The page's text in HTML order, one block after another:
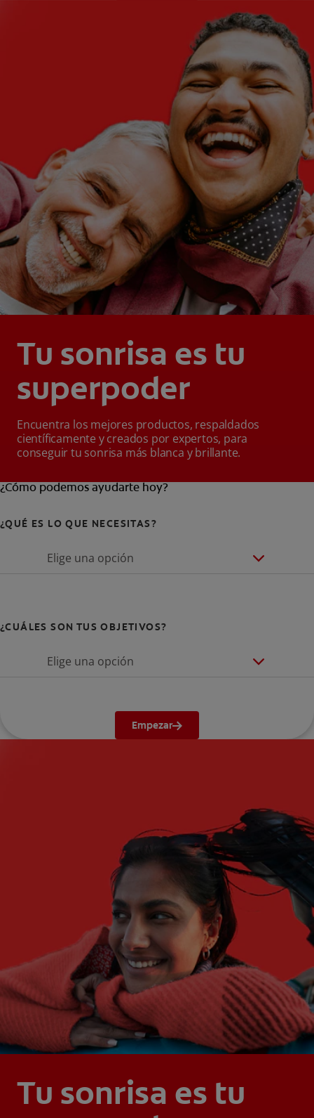
Tu sonrisa es tu
superpoder
Encuentra los mejores productos, respaldados
científicamente y creados por expertos, para
conseguir tu sonrisa más blanca y brillante.
¿Cómo podemos ayudarte hoy?
¿QUÉ ES LO QUE NECESITAS?
Elige una opción
¿CUÁLES SON TUS OBJETIVOS?
Elige una opción
Empezar
Tu sonrisa es tu